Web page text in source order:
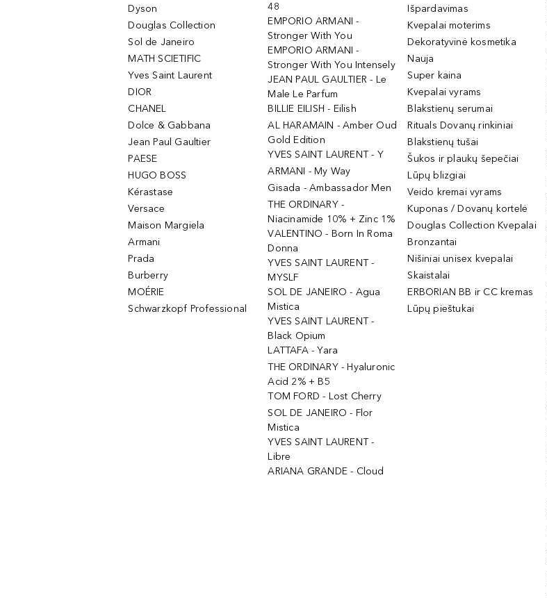
Dyson
Douglas Collection
Sol de Janeiro
MATH SCIETIFIC
Yves Saint Laurent
DIOR
CHANEL
Dolce & Gabbana
Jean Paul Gaultier
PAESE
HUGO BOSS
Kérastase
Versace
Maison Margiela
Armani
Prada
Burberry
MOÉRIE
Schwarzkopf Professional
48
EMPORIO ARMANI -
Stronger With You
EMPORIO ARMANI -
Stronger With You Intensely
JEAN PAUL GAULTIER - Le
Male Le Parfum
BILLIE EILISH - Eilish
AL HARAMAIN - Amber Oud
Gold Edition
YVES SAINT LAURENT - Y
ARMANI - My Way
Gisada - Ambassador Men
THE ORDINARY -
Niacinamide 10% + Zinc 1%
VALENTINO - Born In Roma
Donna
YVES SAINT LAURENT -
MYSLF
SOL DE JANEIRO - Agua
Mistica
YVES SAINT LAURENT -
Black Opium
LATTAFA - Yara
THE ORDINARY - Hyaluronic
Acid 2% + B5
TOM FORD - Lost Cherry
SOL DE JANEIRO - Flor
Mistica
YVES SAINT LAURENT -
Libre
ARIANA GRANDE - Cloud
Išpardavimas
Kvepalai moterims
Dekoratyvinė kosmetika
Nauja
Super kaina
Kvepalai vyrams
Blakstienų serumai
Rituals Dovanų rinkiniai
Blakstienų tušai
Šukos ir plaukų šepečiai
Lūpų blizgiai
Veido kremai vyrams
Kuponas / Dovanų kortelė
Douglas Collection Kvepalai
Bronzantai
Nišiniai unisex kvepalai
Skaistalai
ERBORIAN BB ir CC kremas
Lūpų pieštukai